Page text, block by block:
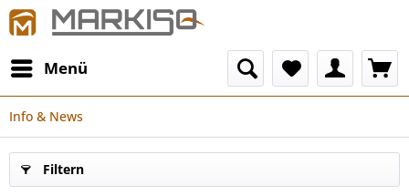
Menü
Info & News
Filtern